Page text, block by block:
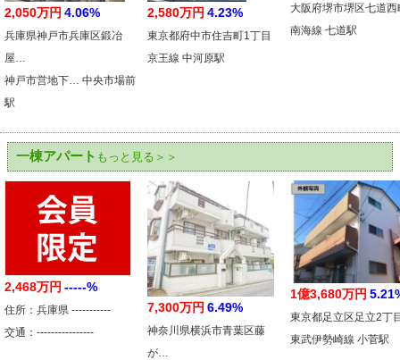
2,050万円 4.06%
兵庫県神戸市兵庫区鍛冶
屋…
神戸市営地下… 中央市場前
駅
2,580万円 4.23%
東京都府中市住吉町1丁目
京王線 中河原駅
大阪府堺市堺区七道西
南海線 七道駅
一棟アパート もっと見る＞＞
2,468万円 -----%
住所：兵庫県 -----------
交通：----------------
7,300万円 6.49%
神奈川県横浜市青葉区藤
が…
1億3,680万円
東京都足立区足立2丁
東武伊勢崎線 小菅駅